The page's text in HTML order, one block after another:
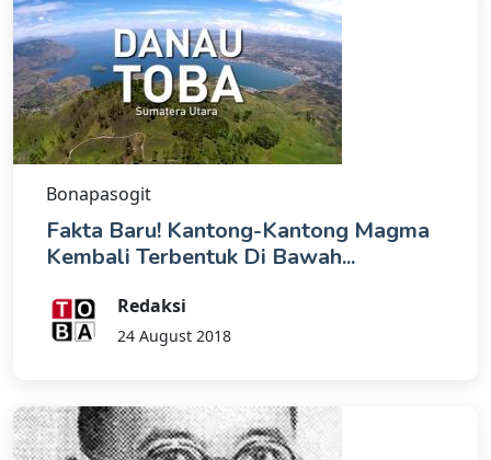
Bonapasogit
Fakta Baru! Kantong-Kantong Magma
Kembali Terbentuk Di Bawah...
Redaksi
24 August 2018